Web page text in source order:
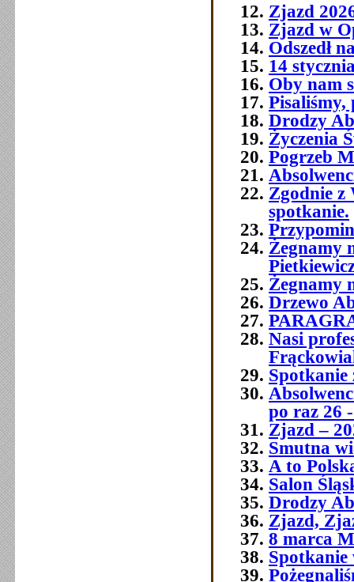
Zjazd
Zjazd w
Odszedł
14
Oby nam
Pisaliśmy,
Drodzy
Życzenia
Pogrzeb
Zgodnie z
spotkanie.
Żegnamy
Żegnamy
Drzewo
Nasi
Spotkanie
po raz 26
Zjazd –
Smutna
A to
Salon
Drodzy
Zjazd,
8 marca
Spotkanie